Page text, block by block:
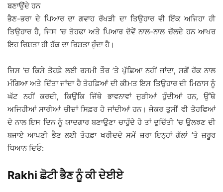
ਬਣਾਉਂਦੇ ਹਨ
ਭੈਣ-ਭਰਾ ਦੇ ਪਿਆਰ ਦਾ ਗਵਾਹ ਰੱਖੜੀ ਦਾ ਤਿਉਹਾਰ ਵੀ ਇੱਕ ਅਜਿਹਾ ਹੀ
ਤਿਉਹਾਰ ਹੈ, ਜਿਸ ’ਚ ਤੋਹਫਾ ਅਤੇ ਪਿਆਰ ਦੋਵੇਂ ਨਾਲ-ਨਾਲ ਚੱਲਦੇ ਹਨ ਆਖਰ
ਇਹ ਰਿਸ਼ਤਾ ਹੀ ਹੱਕ ਦਾ ਰਿਸ਼ਤਾ ਹੁੰਦਾ ਹੈ।
ਜਿਸ ’ਚ ਕਿਸੇ ਤੋਹਫ਼ੇ ਲਈ ਰਸਮੀ ਤੌਰ ’ਤੇ ਪੁੱਛਿਆ ਨਹੀਂ ਜਾਂਦਾ, ਸਗੋਂ ਹੱਕ ਨਾਲ
ਮੰਗਿਆ ਅਤੇ ਦਿੱਤਾ ਜਾਂਦਾ ਹੈ ਤੋਹਫ਼ਿਆਂ ਦੀ ਕੀਮਤ ਇਸ ਤਿਉਹਾਰ ਦੀ ਮਿਠਾਸ ਨੂੰ
ਘੱਟ ਨਹੀਂ ਕਰਦੀ, ਕਿਉਂਕਿ ਜਿੱਥੇ ਭਾਵਨਾਵਾਂ ਜੁੜੀਆਂ ਹੁੰਦੀਆਂ ਹਨ, ਉੱਥੇ
ਅਜਿਹੀਆਂ ਸਾਰੀਆਂ ਚੀਜ਼ਾਂ ਸਿਫ਼ਰ ਹੋ ਜਾਂਦੀਆਂ ਹਨ। ਜੇਕਰ ਤੁਸੀਂ ਵੀ ਤੋਹਫਿਆਂ
ਦੇ ਨਾਲ ਇਸ ਦਿਨ ਨੂੰ ਯਾਦਗਾਰ ਬਣਾਉਣਾ ਚਾਹੁੰਦੇ ਹੋ ਤਾਂ ਦੁਚਿੱਤੀ ’ਚ ਉਲਝਣ ਦੀ
ਬਜਾਏ ਆਪਣੀ ਭੈਣ ਲਈ ਤੋਹਫ਼ਾ ਖਰੀਦਦੇ ਸਮੇਂ ਜ਼ਰਾ ਇਨ੍ਹਾਂ ਗੱਲਾਂ ’ਤੇ ਜ਼ਰੂਰ
ਧਿਆਨ ਦਿਓ:
Rakhi ਛੋਟੀ ਭੈਣ ਨੂੰ ਕੀ ਦੇਈਏ